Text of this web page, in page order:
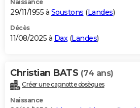
Naissance
29/11/1955 à Soustons (Landes)
Décès
11/08/2025 à Dax(Landes)
Christian BATS (74 ans)
Créer une cagnotte obsèques
Naissance